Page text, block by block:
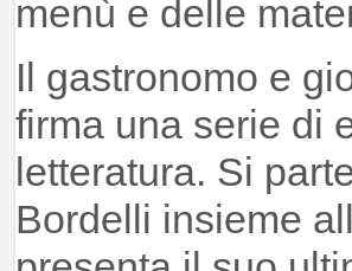
menù e delle
Il gastronomo e
firma una serie di
letteratura. Si
Bordelli insieme